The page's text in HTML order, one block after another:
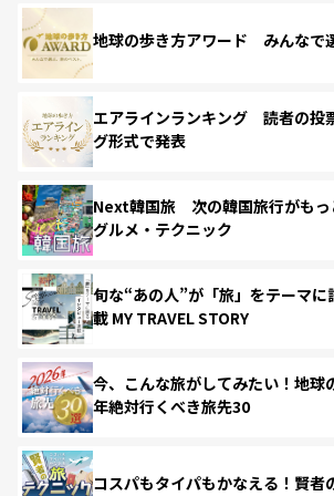
地球の歩き方アワード みんなで
エアラインランキング 読者の投
グ形式で発表
Next韓国旅 次の韓国旅行がもっ
グルメ・テクニック
旬な“あの人”が「旅」をテーマに
載 MY TRAVEL STORY
今、こんな旅がしてみたい！地球
年絶対行くべき旅先30
コスパもタイパもかなえる！賢者